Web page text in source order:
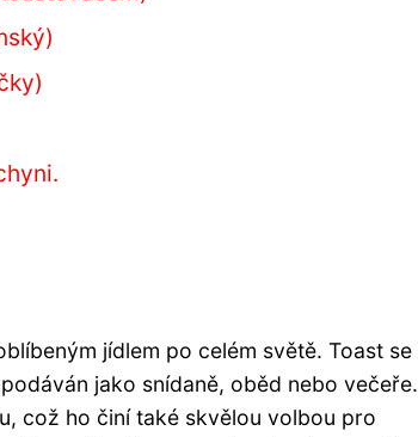
jídlem po celém světě. Toast se
jako snídaně, oběd nebo večeře.
což ho činí také skvělou volbou pro